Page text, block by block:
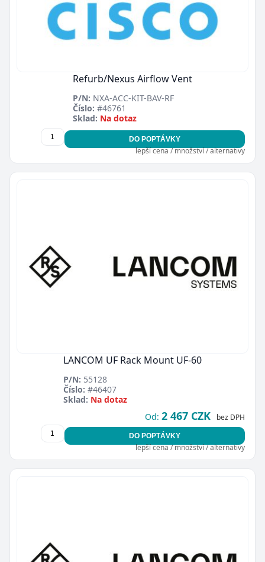
Refurb/Nexus Airflow Vent
P/N: NXA-ACC-KIT-BAV-RF
Číslo: #46761
Sklad: Na dotaz
DO POPTÁVKY
lepší cena / množství / alternativy
LANCOM UF Rack Mount UF-60
P/N: 55128
Číslo: #46407
Sklad: Na dotaz
Od: 2 467 CZK bez DPH
DO POPTÁVKY
lepší cena / množství / alternativy